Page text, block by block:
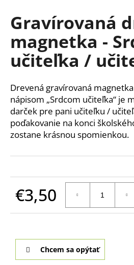
Gravírovaná
magnetka -
učiteľka /
Drevená gravírovaná
nápisom „Srdcom učiteľka“ je
darček pre pani učiteľku /
poďakovanie na konci
zostane krásnou spomienkou.
€3,50
Chcem sa opýtať
O
d
p
r
ú
č
a
m
e
SVADOBNÉ
POHÁRE
NA
VÍNO
2KS
BALLET
520